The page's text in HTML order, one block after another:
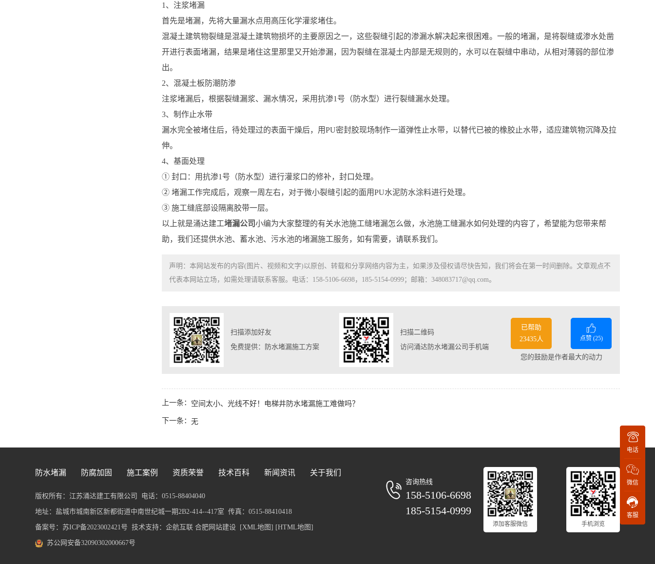
1、注浆堵漏
首先是堵漏，先将大量漏水点用高压化学灌浆堵住。
混凝土建筑物裂缝是混凝土建筑物损坏的主要原因之一，这些裂缝引起的渗漏水解决起来很困难。一般的堵漏，是将裂缝或渗水处凿
开进行表面堵漏，结果是堵住这里那里又开始渗漏，因为裂缝在混凝土内部是无规则的，水可以在裂缝中串动，从相对薄弱的部位渗
出。
2、混凝土板防潮防渗
注浆堵漏后，根据裂缝漏浆、漏水情况，采用抗渗1号（防水型）进行裂缝漏水处理。
3、制作止水带
漏水完全被堵住后，待处理过的表面干燥后，用PU密封胶现场制作一道弹性止水带，以替代已被的橡胶止水带，适应建筑物沉降及拉
伸。
4、基面处理
① 封口：用抗渗1号（防水型）进行灌浆口的修补，封口处理。
② 堵漏工作完成后，观察一周左右，对于微小裂缝引起的面用PU水泥防水涂料进行处理。
③ 施工缝底部设隔离胶带一层。
以上就是涌达建工堵漏公司小编为大家整理的有关水池施工缝堵漏怎么做，水池施工缝漏水如何处理的内容了，希望能为您带来帮
助，我们还提供水池、蓄水池、污水池的堵漏施工服务，如有需要，请联系我们。
声明：本网站发布的内容(图片、视频和文字)以原创、转载和分享网络内容为主，如果涉及侵权请尽快告知，我们将会在第一时间删除。文章观点不
代表本网站立场，如需处理请联系客服。电话：158-5106-6698，185-5154-0999；邮箱：348083717@qq.com。
扫描添加好友
免费提供：防水堵漏施工方案
扫描二维码
访问涌达防水堵漏公司手机端
已帮助
23435人
点赞 (25)
您的鼓励是作者最大的动力
上一条： 空间太小、光线不好！电梯井防水堵漏施工难做吗？
下一条： 无
防水堵漏 防腐加固 施工案例 资质荣誉 技术百科 新闻资讯 关于我们
版权所有：江苏涌达建工有限公司 电话：0515-88404040
地址：盐城市城南新区新都街道中南世纪城一期2B2-414--417室 传真：0515-88410418
备案号： 苏ICP备2023002421号 技术支持：企航互联 合肥网站建设 [XML地图] [HTML地图]
苏公网安备32090302000667号
咨询热线
158-5106-6698
185-5154-0999
添加客服微信 手机浏览
电话
微信
客服